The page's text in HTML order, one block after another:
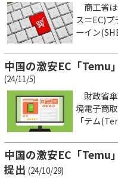
商工省
ス＝EC)
ーイン
中国の激安EC「Temu
(24/11/5)
財政省
境電子商
「テム
中国の激安EC「Temu
提出 (24/10/29)